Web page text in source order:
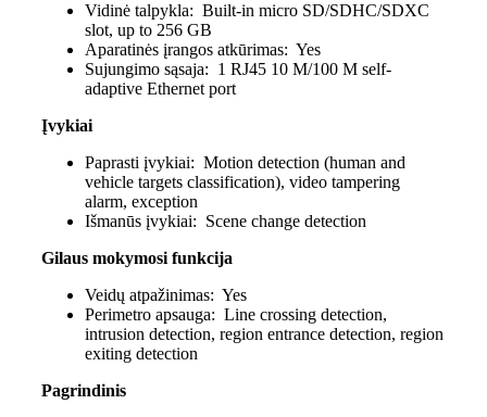
Vidinė talpykla: Built-in micro SD/SDHC/SDXC
slot, up to 256 GB
Aparatinės įrangos atkūrimas: Yes
Sujungimo sąsaja: 1 RJ45 10 M/100 M self-
adaptive Ethernet port
Įvykiai
Paprasti įvykiai: Motion detection (human and
vehicle targets classification), video tampering
alarm, exception
Išmanūs įvykiai: Scene change detection
Gilaus mokymosi funkcija
Veidų atpažinimas: Yes
Perimetro apsauga: Line crossing detection,
intrusion detection, region entrance detection, region
exiting detection
Pagrindinis